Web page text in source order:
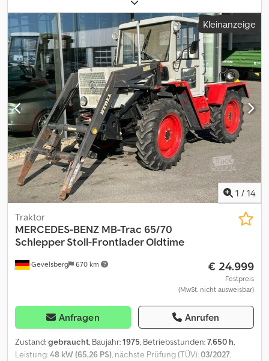
Kommunikation: Infotainmant System Premium 7‘‘Display
Infotainment Sprachsteuerung Kartendaten Europa Bluetooth
für Radio Infotainment Schalter im Lenkrad Lautsprecher
Premium Version 4x20W Dual Coil Radio mit DAB (Digital Audio
Broadcast) Mobiltelefon Vorbereitung Tacho Remote Download
(Schalter) Scania Comunicator C300 etc. ... VA Bereifung:
385/65R22,5 …MICHELIN… HA Bereifung: 315/80R22,5 …MICHELIN… 1.
Bestiz / 1. Owner SCANIA Servicegepflegt / SCANIA Service
maintained ! für weirere Info's / for more Info Mobil-Tel.: +43 664
4477030 Wollen Sie uns besuchen? Wir bieten kostenlose
Abholservice vom Bahnhof in 4020 Linz. Wir erledigen für Sie alle
Zollangelegenheiten. Wohin mit dem Gebrauchten? ...bei
Einigung nehmen wir diesen gerne in Zahlung. Das Angebot ist
unverbindlich und freibleibend. Irrtum und Zwischenverkauf
vorbehalten.
30722-1Typ U 09Innenlänge: ca. 6,0 Meter (alle Maße sind ca.
Maße)Lackierung: doppelt grundiert?Aufnahmebeschläge für
Hakensysteme nach DIN 30722-1 (15.000 kg) mit heckseitigen
Stahlaußenrollen und Unterrahmen aus INP 180Außenrollen
abschmier- und wechselbarAufnahmebügel Ø 50 mm, Hakenhöhe
1.570 mmÜbergang vom Unterrahmen zum Stirnwandträger mit
10mm Knieblechen verstärkt?Unterrahmen in grundierter
AusführungAngebot freibleibend, ohne Gewähr und Garantie.
Zwischenverkauf vorbehalten. Der Kauf kommt erst mit
Zahlungseingang zustande. Das Fahrzeug bleibt bis zur
vollständigen Bezahlung unser Eigentum. Wir akzeptieren nur
Zahlungen in Euro ohne zusätzliche Kosten für den Verkäufer
und nur per Banküberweisung oder Barzahlung. Keine Schecks.
Preisangaben per Stück. Cjdpfxjxdmbge Ab Terf
Kleinanzeige
1 / 14
Gevelsberg 670 km
Traktor
MERCEDES-BENZ MB-Trac 65/70
Schlepper Stoll-Frontlader Oldtime
€ 24.999
Festpreis
(MwSt. nicht ausweisbar)
Anfragen Anrufen
Zustand:gebraucht, Baujahr:1975, Betriebsstunden:7.650 h,
Leistung:48 kW (65,26 PS), nächste Prüfung (TÜV):03/2027,